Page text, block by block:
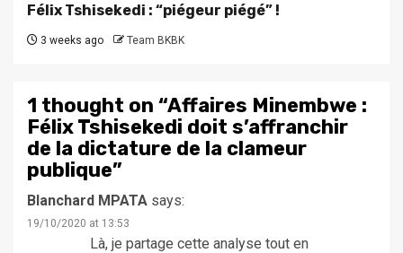
Félix Tshisekedi : “piégeur piégé” !
3 weeks ago Team BKBK
1 thought on “Affaires Minembwe :
Félix Tshisekedi doit s’affranchir
de la dictature de la clameur
publique”
Blanchard MPATA says:
19/10/2020 at 13:53
Là, je partage cette analyse tout en